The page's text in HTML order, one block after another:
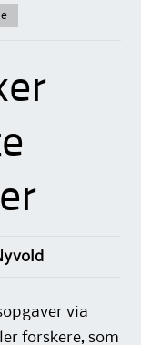
via
forskere, som